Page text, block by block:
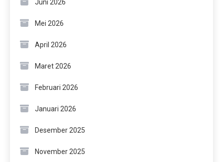
Juni 2026
Mei 2026
April 2026
Maret 2026
Februari 2026
Januari 2026
Desember 2025
November 2025